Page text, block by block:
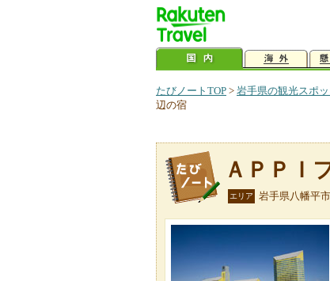
たびノートTOP > 岩手県の観光スポッ
辺の宿
ＡＰＰＩ
エリア 岩手県八幡平市